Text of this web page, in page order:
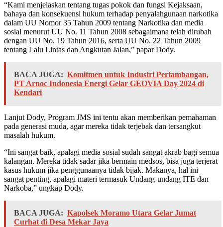
“Kami menjelaskan tentang tugas pokok dan fungsi Kejaksaan,
bahaya dan konsekuensi hukum terhadap penyalahgunaan narkotika
dalam UU Nomor 35 Tahun 2009 tentang Narkotika dan media
sosial menurut UU No. 11 Tahun 2008 sebagaimana telah dirubah
dengan UU No. 19 Tahun 2016, serta UU No. 22 Tahun 2009
tentang Lalu Lintas dan Angkutan Jalan,” papar Dody.
BACA JUGA: Komitmen untuk Industri Pertambangan,
PT Arnoc Indonesia Energi Gelar GEOVIA Day 2024 di
Kendari
Lanjut Dody, Program JMS ini tentu akan memberikan pemahaman
pada generasi muda, agar mereka tidak terjebak dan tersangkut
masalah hukum.
“Ini sangat baik, apalagi media sosial sudah sangat akrab bagi semua
kalangan. Mereka tidak sadar jika bermain medsos, bisa juga terjerat
kasus hukum jika penggunaanya tidak bijak. Makanya, hal ini
sangat penting, apalagi materi termasuk Undang-undang ITE dan
Narkoba,” ungkap Dody.
BACA JUGA: Kapolsek Moramo Utara Gelar Jumat
Curhat di Desa Mekar Jaya